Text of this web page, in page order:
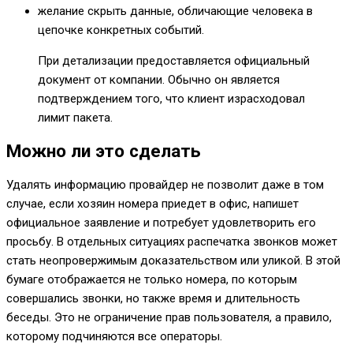
желание скрыть данные, обличающие человека в
цепочке конкретных событий.
При детализации предоставляется официальный
документ от компании. Обычно он является
подтверждением того, что клиент израсходовал
лимит пакета.
Можно ли это сделать
Удалять информацию провайдер не позволит даже в том
случае, если хозяин номера приедет в офис, напишет
официальное заявление и потребует удовлетворить его
просьбу. В отдельных ситуациях распечатка звонков может
стать неопровержимым доказательством или уликой. В этой
бумаге отображается не только номера, по которым
совершались звонки, но также время и длительность
беседы. Это не ограничение прав пользователя, а правило,
которому подчиняются все операторы.